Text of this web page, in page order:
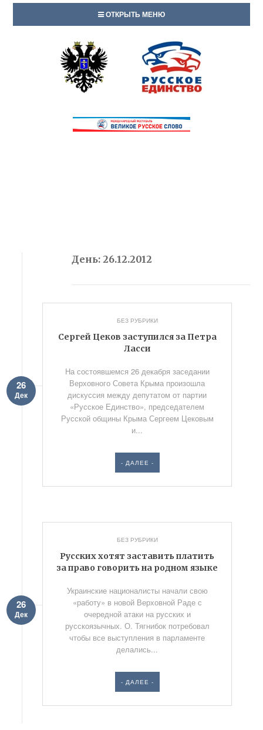
ОТКРЫТЬ МЕНЮ
День:26.12.2012
БЕЗ РУБРИКИ
Сергей Цеков заступился за Петра
Ласси
26
Дек
На состоявшемся 26 декабря заседании
Верховного Совета Крыма произошла
дискуссия между депутатом от партии
«Русское Единство», председателем
Русской общины Крыма Сергеем Цековым
и...
- ДАЛЕЕ -
БЕЗ РУБРИКИ
Русских хотят заставить платить
за право говорить на родном языке
26
Дек
Украинские националисты начали свою
«работу» в новой Верховной Раде с
очередной атаки на русских и
русскоязычных. О. Тягнибок потребовал
чтобы все выступления в парламенте
делались...
- ДАЛЕЕ -